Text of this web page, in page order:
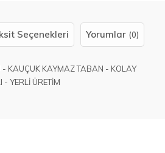
Seçenekleri Yorumlar (0)
- KAUÇUK KAYMAZ TABAN - KOLAY
- YERLİ ÜRETİM